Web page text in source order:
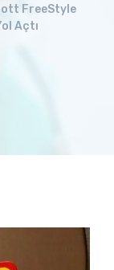
FreeStyle
Açtı